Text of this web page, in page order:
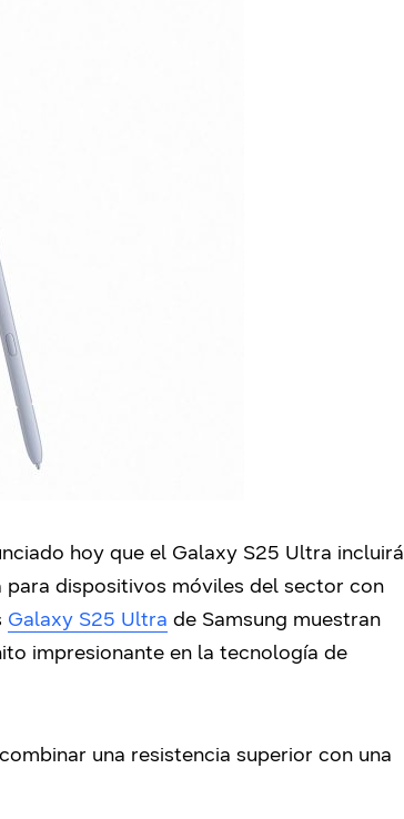
hoy que el Galaxy S25 Ultra incluirá
dispositivos móviles del sector con
Galaxy S25 Ultra de Samsung muestran
impresionante en la tecnología de
una resistencia superior con una